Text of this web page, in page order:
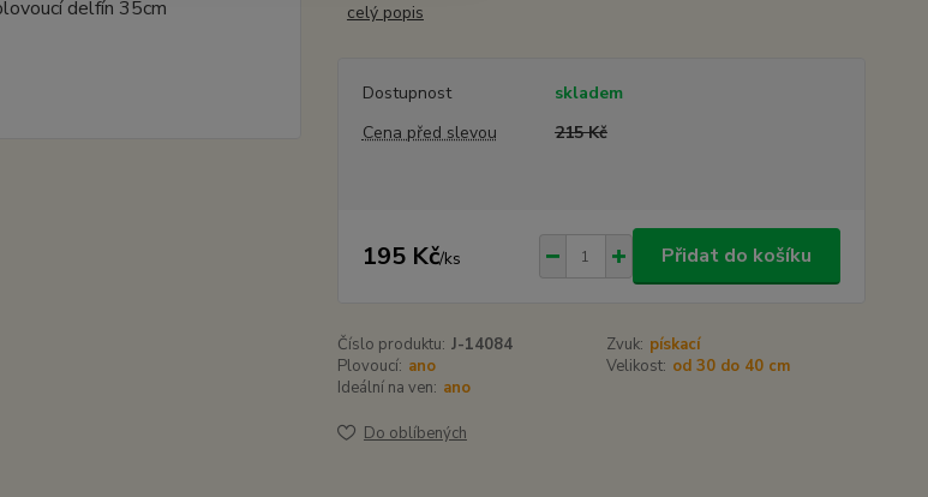
celý popis
Dostupnost
skladem
Cena před slevou
215 Kč
195 Kč/ks Přidat do košíku
Číslo produktu: J-14084 Zvuk: pískací
Plovoucí: ano Velikost: od 30 do 40 cm
Ideální na ven: ano
Do oblíbených